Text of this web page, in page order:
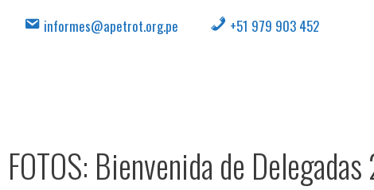
informes@apetrot.org.pe +51 979 903 452
FOTOS: Bienvenida de